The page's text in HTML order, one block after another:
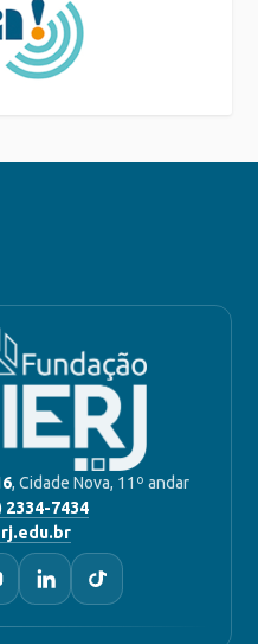
, Cidade Nova, 11º andar
2334-7434